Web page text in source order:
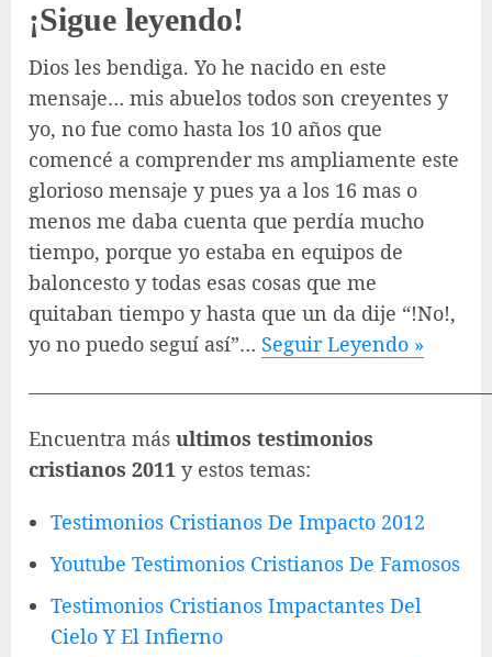
¡Sigue leyendo!
Dios les bendiga. Yo he nacido en este
mensaje… mis abuelos todos son creyentes y
yo, no fue como hasta los 10 años que
comencé a comprender ms ampliamente este
glorioso mensaje y pues ya a los 16 mas o
menos me daba cuenta que perdía mucho
tiempo, porque yo estaba en equipos de
baloncesto y todas esas cosas que me
quitaban tiempo y hasta que un da dije “!No!,
yo no puedo seguí así”… Seguir Leyendo »
Encuentra más ultimos testimonios
cristianos 2011 y estos temas:
Testimonios Cristianos De Impacto 2012
Youtube Testimonios Cristianos De Famosos
Testimonios Cristianos Impactantes Del
Cielo Y El Infierno